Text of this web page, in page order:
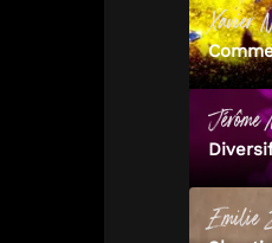
Xavier
Jérôme
Emilie